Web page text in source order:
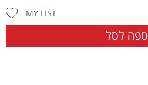
לסל
MY LIST